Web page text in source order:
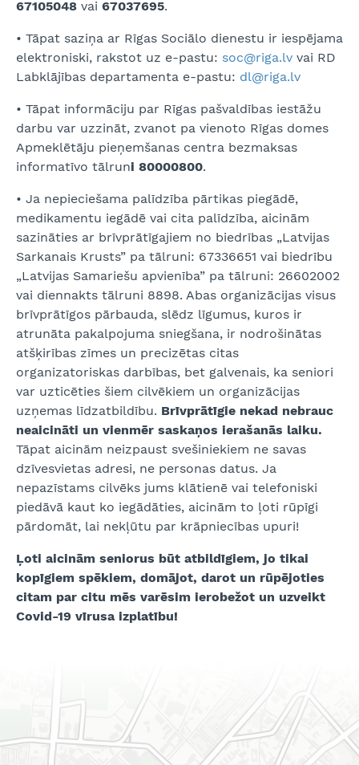
67105048 vai 67037695.
• Tāpat saziņa ar Rīgas Sociālo dienestu ir iespējama
elektroniski, rakstot uz e-pastu: soc@riga.lv vai RD
Labklājības departamenta e-pastu: dl@riga.lv
• Tāpat informāciju par Rīgas pašvaldības iestāžu
darbu var uzzināt, zvanot pa vienoto Rīgas domes
Apmeklētāju pieņemšanas centra bezmaksas
informatīvo tālruni 80000800.
• Ja nepieciešama palīdzība pārtikas piegādē,
medikamentu iegādē vai cita palīdzība, aicinām
sazināties ar brīvprātīgajiem no biedrības „Latvijas
Sarkanais Krusts” pa tālruni: 67336651 vai biedrību
„Latvijas Samariešu apvienība” pa tālruni: 26602002
vai diennakts tālruni 8898. Abas organizācijas visus
brīvprātīgos pārbauda, slēdz līgumus, kuros ir
atrunāta pakalpojuma sniegšana, ir nodrošinātas
atšķirības zīmes un precizētas citas
organizatoriskas darbības, bet galvenais, ka seniori
var uzticēties šiem cilvēkiem un organizācijas
uzņemas līdzatbildību. Brīvprātīgie nekad nebrauc
neaicināti un vienmēr saskaņos ierašanās laiku.
Tāpat aicinām neizpaust svešiniekiem ne savas
dzīvesvietas adresi, ne personas datus. Ja
nepazīstams cilvēks jums klātienē vai telefoniski
piedāvā kaut ko iegādāties, aicinām to ļoti rūpīgi
pārdomāt, lai nekļūtu par krāpniecības upuri!
Ļoti aicinām seniorus būt atbildīgiem, jo tikai
kopīgiem spēkiem, domājot, darot un rūpējoties
citam par citu mēs varēsim ierobežot un uzveikt
Covid-19 vīrusa izplatību!